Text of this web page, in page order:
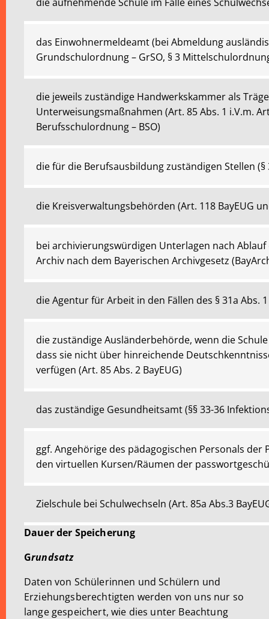
das Einwohnermeldeamt (bei Abmeldung
Grundschulordnung – GrSO, § 3
die jeweils zuständige Handwerkskammer als
Unterweisungsmaßnahmen (Art. 85 Abs. 1 i.V.m.
Berufsschulordnung – BSO)
die für die Berufsausbildung zuständigen Stellen (§
die Kreisverwaltungsbehörden (Art. 118 BayEUG
bei archivierungswürdigen Unterlagen nach
Archiv nach dem Bayerischen Archivgesetz
die Agentur für Arbeit in den Fällen des § 31a Abs. 1
die zuständige Ausländerbehörde, wenn die
dass sie nicht über hinreichende
verfügen (Art. 85 Abs. 2 BayEUG)
das zuständige Gesundheitsamt (§§ 33-36
ggf. Angehörige des pädagogischen Personals
den virtuellen Kursen/Räumen der
Zielschule bei Schulwechseln (Art. 85a Abs.3
Dauer der Speicherung
Grundsatz
Daten von Schülerinnen und Schülern und
Erziehungsberechtigten werden von uns nur so
lange gespeichert, wie dies unter Beachtung